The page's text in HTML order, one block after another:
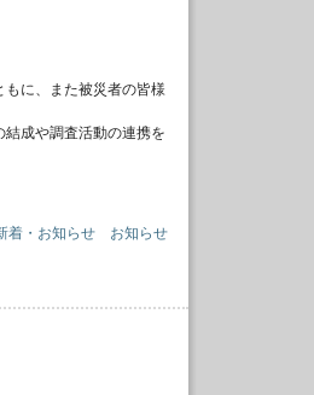
に、また被災者の皆様
成や調査活動の連携を
お知らせ
着・お知らせ